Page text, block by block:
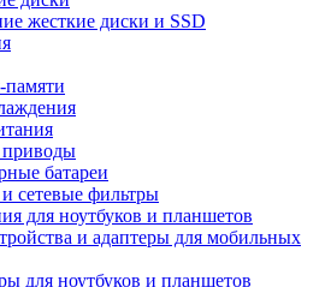
жесткие диски и SSD
батареи
сетевые фильтры
для ноутбуков и планшетов
и адаптеры для мобильных
для ноутбуков и планшетов